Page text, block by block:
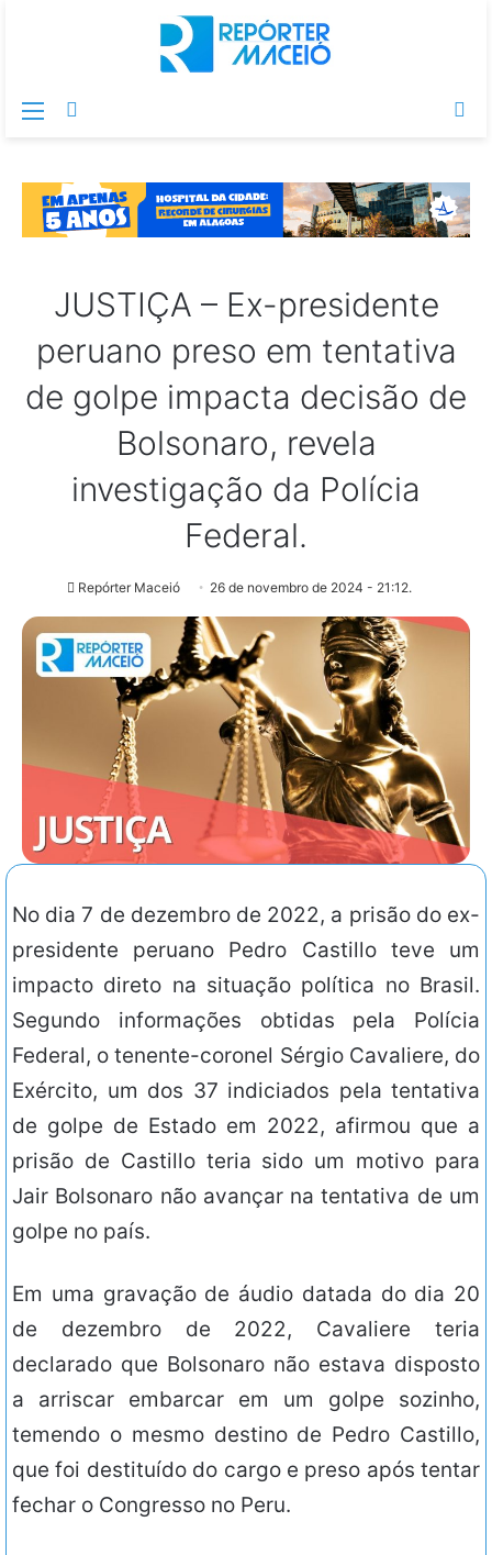
Menu
JUSTIÇA – Ex-presidente
peruano preso em tentativa
de golpe impacta decisão de
Bolsonaro, revela
investigação da Polícia
Federal.
Repórter Maceió 26 de novembro de 2024 - 21:12.
No dia 7 de dezembro de 2022, a prisão do ex-
presidente peruano Pedro Castillo teve um
impacto direto na situação política no Brasil.
Segundo informações obtidas pela Polícia
Federal, o tenente-coronel Sérgio Cavaliere, do
Exército, um dos 37 indiciados pela tentativa
de golpe de Estado em 2022, afirmou que a
prisão de Castillo teria sido um motivo para
Jair Bolsonaro não avançar na tentativa de um
golpe no país.
Em uma gravação de áudio datada do dia 20
de dezembro de 2022, Cavaliere teria
declarado que Bolsonaro não estava disposto
a arriscar embarcar em um golpe sozinho,
temendo o mesmo destino de Pedro Castillo,
que foi destituído do cargo e preso após tentar
fechar o Congresso no Peru.